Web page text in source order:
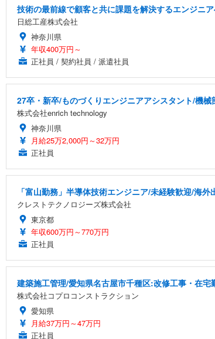
技術の最前線で顧客と共に課題を解決するエンジニ
日総工産株式会社
神奈川県
年収400万円～
正社員 / 契約社員 / 派遣社員
27卒・新卒/ものづくりエンジニアアシスタント/機
株式会社enrich technology
神奈川県
月給25万2,000円～32万円
正社員
「富山勤務」半導体技術エンジニア/未経験歓迎/海
クレストテクノロジーズ株式会社
東京都
年収600万円～770万円
正社員
建築施工管理/愛知県名古屋市千種区:改修工事・在宅
株式会社コプロコンストラクション
愛知県
月給37万円～47万円
正社員